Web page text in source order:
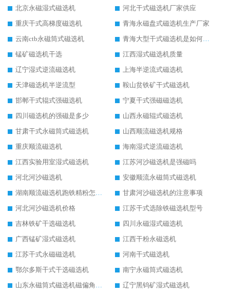
北京永磁湿式磁选机
河北干式磁选机厂家供应
重庆干式高梯度磁选机
青海永磁盘式磁选机生产厂家
云南ctb永磁筒式磁选机
青海大型干式磁选机是如何选矿的
锰矿磁选机干选
江西湿式磁选机质量
辽宁湿式逆流磁选机
上海半逆流式磁选机
天津磁选机半逆流型
鞍山贫铁矿干式磁选机
邯郸干式辊式强磁选机
宁夏干式强磁磁选机
四川磁选机的强磁是多少
山西永磁辊式磁选机
甘肃干式永磁筒式磁选机
山西顺流磁选机规格
重庆顺流磁选机
海南湿式逆流磁选机
江西实验用室湿式磁选机
江苏河沙磁选机是强磁吗
河北河沙磁选机
安徽顺流永磁筒式磁选机
湖南顺流磁选机跑铁精粉怎么处理
甘肃河沙磁选机的注意事项
河北河沙磁选机价格
江苏干式选除铁磁选机型号
吉林铁矿干选磁选机
四川永磁湿式磁选机
广西锰矿湿式磁选机
江西干粉永磁选机
江苏干式永磁磁选机
河南干式磁选机
鄂尔多斯干式干选磁选机
南宁永磁筒式磁选机
山东永磁筒式磁选机磁偏角怎么调整
辽宁黑钨矿湿式磁选机